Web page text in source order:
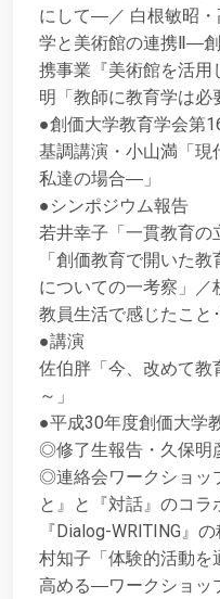
にして―／ 白根敏昭
学と美術館の連携Ⅱ―
携事業『美術館を活
明「教師に教育学は必
●創価大学教育学会第
基調講演・小山満「
私達の場合―」
●シンポジウム報告
若井幸子「一貫教育の
「創価教育で開いた
についての一考察」／
教員生活で感じたこと
●講演
佐伯胖「今、改めて教
～」
●平成30年度創価大学
◎修了生報告・久保明
◎連絡会ワークショッ
と』と『対話』のコラ
『Dialog-WRITING』
村知子「体験的活動を
高める―ワークショッ